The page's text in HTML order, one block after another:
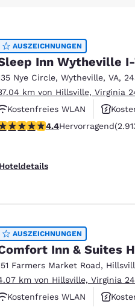
AUSZEICHNUNGEN
Inn Wytheville
Nye Circle, Wytheville, VA,
km von Hillsville, Virginia
Kostenfreies WLAN
Rauchfrei
Sterne-Bewertung.
4.4Hervorragend
Hoteldetails
AUSZEICHNUNGEN
Inn & Suites
Farmers Market Road,
km von Hillsville, Virginia
Kostenfreies WLAN